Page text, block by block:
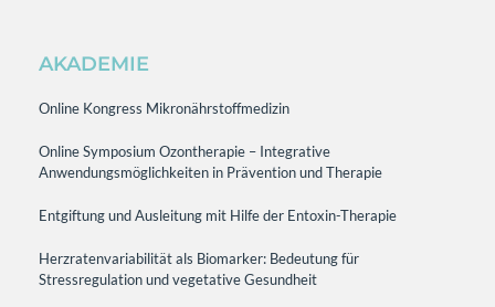
AKADEMIE
Online Kongress Mikronährstoffmedizin
Online Symposium Ozontherapie – Integrative
Anwendungsmöglichkeiten in Prävention und Therapie
Entgiftung und Ausleitung mit Hilfe der Entoxin-Therapie
Herzratenvariabilität als Biomarker: Bedeutung für
Stressregulation und vegetative Gesundheit